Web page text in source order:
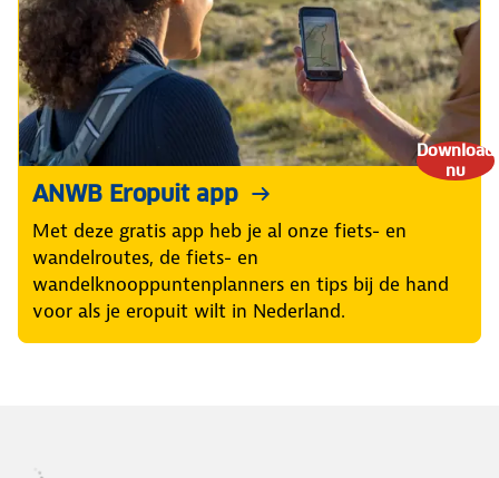
Download
nu
ANWB Eropuit app
Met deze gratis app heb je al onze fiets- en
wandelroutes, de fiets- en
wandelknooppuntenplanners en tips bij de hand
voor als je eropuit wilt in Nederland.